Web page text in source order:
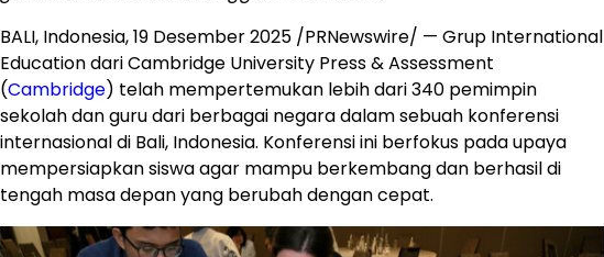
BALI, Indonesia, 19 Desember 2025 /PRNewswire/ — Grup International
Education dariCambridge University Press & Assessment
(Cambridge) telah mempertemukan lebih dari 340 pemimpin
sekolah dan guru dari berbagai negara dalam sebuah konferensi
internasional di Bali, Indonesia. Konferensi ini berfokus pada upaya
mempersiapkan siswa agar mampu berkembang dan berhasil di
tengah masa depan yang berubah dengan cepat.